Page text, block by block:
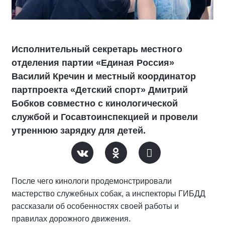
Исполнительный секретарь местного
отделения партии «Единая Россия»
Василий Кречин и местный координатор
партпроекта «Детский спорт» Дмитрий
Бобков совместно с кинологической
службой и Госавтоинспекцией и провели
утреннюю зарядку для детей.
После чего кинологи продемонстрировали
мастерство служебных собак, а инспекторы ГИБДД
рассказали об особенностях своей работы и
правилах дорожного движения.